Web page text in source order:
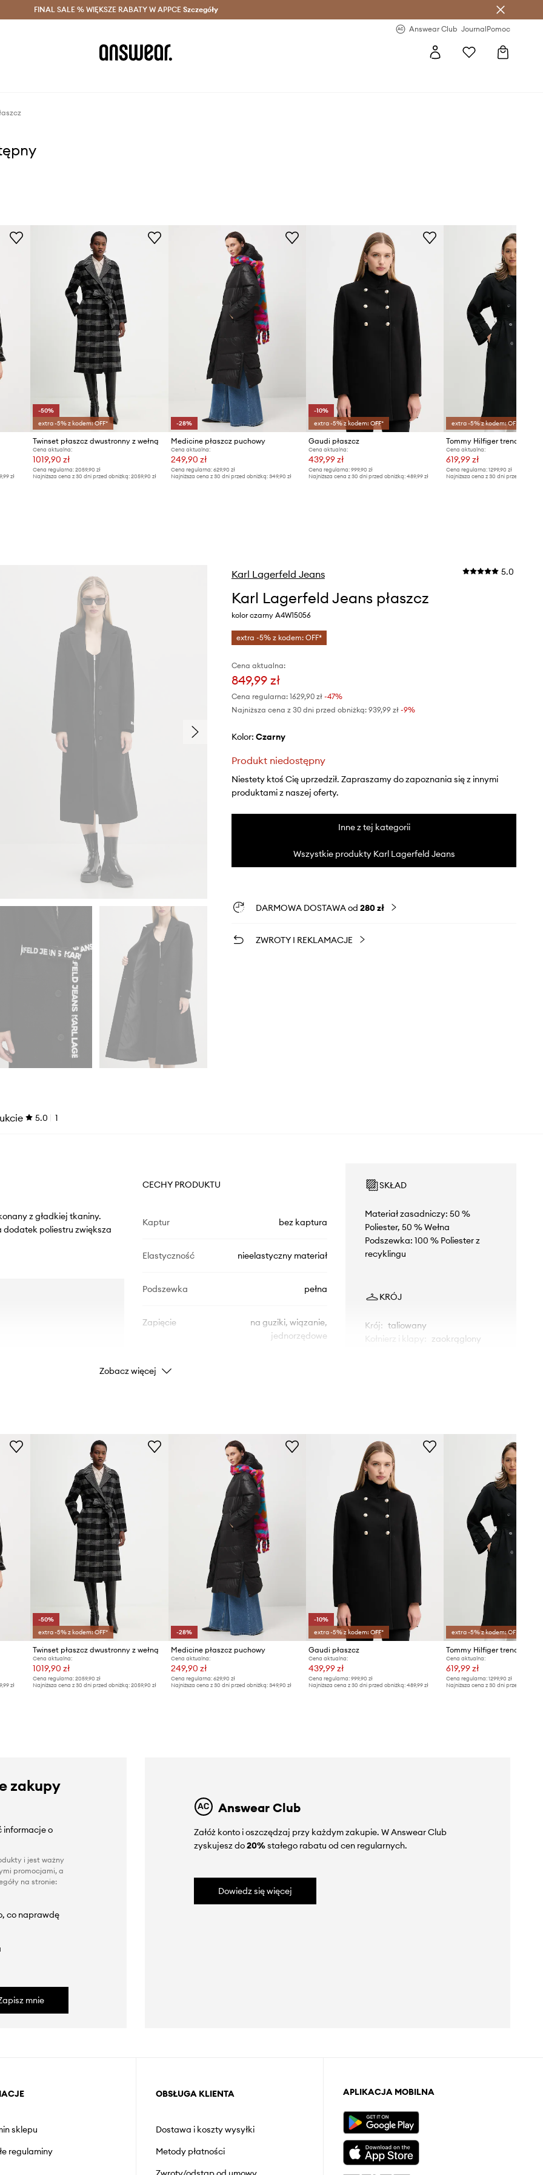
Oszczędzaj z Answear Club > Dostawa nawet w 24h >
FINAL SALE % WIĘKSZE RABATY W APPCE Szczegóły
Answear Club JournalPomoc
zł
-50%
extra -5% z kodem: OFF*
Twinset płaszcz dwustronny z wełną
Cena aktualna:
1019,90 zł
Cena regularna: 2059,90 zł
Najniższa cena z 30 dni przed obniżką: 2059,90 zł
-28%
Medicine płaszcz puchowy
Cena aktualna:
249,90 zł
Cena regularna: 629,90 zł
Najniższa cena z 30 dni przed obniżką: 349,90 zł
-10%
extra -5% z kodem: OFF*
Gaudi płaszcz
Cena aktualna:
439,99 zł
Cena regularna:999,90 zł
Najniższa cena z 30 dni przed obniżką:489,99 zł
extra -5% z kodem: OFF*
Tommy Hilfiger trencz
Cena aktualna:
619,99 zł
Cena regularna: 1299,90 zł
Najniższa cena z 30 dni przed obniżką:
Karl Lagerfeld Jeans 5.0
Karl Lagerfeld Jeans płaszcz
kolor czarny A4W15056
extra -5% z kodem: OFF*
Cena aktualna:
849,99 zł
Cena regularna: 1629,90 zł-47%
Najniższa cena z 30 dni przed obniżką: 939,99 zł -9%
Kolor: czarny
Produkt niedostępny
Niestety ktoś Cię uprzedził. Zapraszamy do zapoznania się z innymi
produktami z naszej oferty.
Inne z tej kategorii
Wszystkie produkty Karl Lagerfeld Jeans
DARMOWA DOSTAWA od 280 zł
ZWROTY I REKLAMACJE
5.0 1
z gładkiej tkaniny.
dodatek poliestru zwiększa
CECHY PRODUKTU
Kaptur bez kaptura
Elastyczność nieelastyczny materiał
Podszewka pełna
Zapięcie
na guziki, wiązanie,
jednorzędowe
Wypełnienie
Kod producenta A4W15056
Karl Lagerfeld Jeans
SKŁAD
Materiał zasadniczy: 50 %
Poliester, 50 % Wełna
Podszewka: 100 % Poliester z
recyklingu
KRÓJ
Krój: taliowany
Kołnierz i klapy
zaokrąglony
Rozmiarówka standardowa
Zalecamy wybór rozmiaru, jaki nosisz
zazwyczaj.
Rozmiary prezentowane w sklepie
zostały przeliczone na standardową,
europejską tabelę rozmiarową. Na
metce dostarczonego produktu
znajduje się oryginalne oznaczenie
Tabela rozmiarów
Zobacz więcej
zł
-50%
extra -5% z kodem: OFF*
Twinset płaszcz dwustronny z wełną
Cena aktualna:
1019,90 zł
Cena regularna: 2059,90 zł
Najniższa cena z 30 dni przed obniżką: 2059,90 zł
-28%
Medicine płaszcz puchowy
Cena aktualna:
249,90 zł
Cena regularna: 629,90 zł
Najniższa cena z 30 dni przed obniżką: 349,90 zł
-10%
extra -5% z kodem: OFF*
Gaudi płaszcz
Cena aktualna:
439,99 zł
Cena regularna:999,90 zł
Najniższa cena z 30 dni przed obniżką:489,99 zł
extra -5% z kodem: OFF*
Tommy Hilfiger trencz
Cena aktualna:
619,99 zł
Cena regularna: 1299,90 zł
Najniższa cena z 30 dni przed obniżką:
zakupy
informacje o
i jest ważny
promocjami, a
na stronie:
co naprawdę
mnie
Answear Club
Załóż konto i oszczędzaj przy każdym zakupie. W Answear Club
zyskujesz do20%stałego rabatu od cen regularnych.
Dowiedz się więcej
sklepu
regulaminy
OBSŁUGA KLIENTA
Dostawa i koszty wysyłki
Metody płatności
APLIKACJA MOBILNA